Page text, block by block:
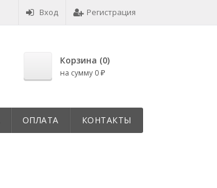
Вход Регистрация
Корзина (0)
на сумму 0 ₽
ОПЛАТА КОНТАКТЫ